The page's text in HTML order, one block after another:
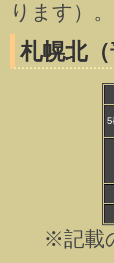
ります）。
札幌北（
※記載